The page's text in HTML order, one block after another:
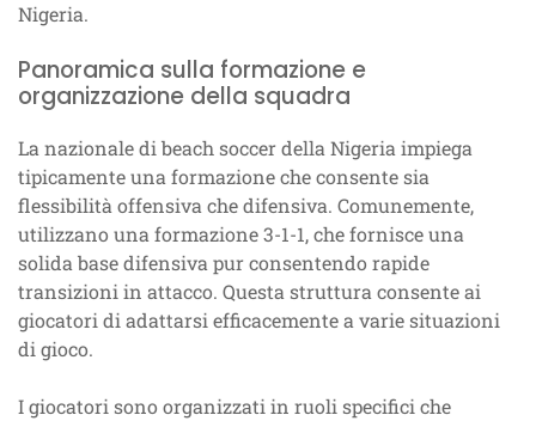
Nigeria.
Panoramica sulla formazione e
organizzazione della squadra
La nazionale di beach soccer della Nigeria impiega
tipicamente una formazione che consente sia
flessibilità offensiva che difensiva. Comunemente,
utilizzano una formazione 3-1-1, che fornisce una
solida base difensiva pur consentendo rapide
transizioni in attacco. Questa struttura consente ai
giocatori di adattarsi efficacemente a varie situazioni
di gioco.
I giocatori sono organizzati in ruoli specifici che